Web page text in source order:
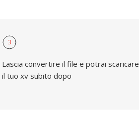
3
Lascia convertire il file e potrai scaricare
il tuo xv subito dopo